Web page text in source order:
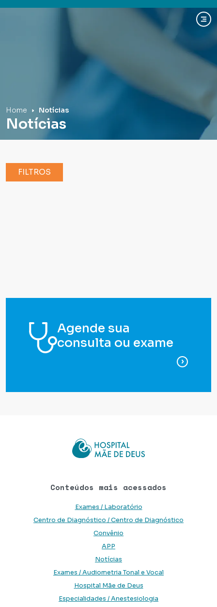
Home Notícias
Notícias
FILTROS
Agende sua
consulta ou exame
para
Conteúdos mais acessados
Exames / Laboratório
Centro de Diagnóstico / Centro de Diagnóstico
Convênio
APP
Notícias
Exames / Audiometria Tonal e Vocal
Hospital Mãe de Deus
Especialidades / Anestesiologia